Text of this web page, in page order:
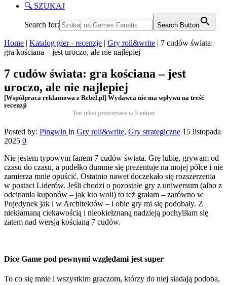
🔍 SZUKAJ
Search for: Search Button
Home | Katalog gier - recenzje | Gry roll&write | 7 cudów świata:
gra kościana – jest uroczo, ale nie najlepiej
7 cudów świata: gra kościana – jest
uroczo, ale nie najlepiej
[Współpraca reklamowa z Rebel.pl] Wydawca nie ma wpływu na treść
recenzji
Ten tekst przeczytasz w 5 minut
Posted by: Pingwin in Gry roll&write, Gry strategiczne 15 listopada
2025 0
Nie jestem typowym fanem 7 cudów świata. Grę lubię, grywam od
czasu do czasu, a pudełko dumnie się prezentuje na mojej półce i nie
zamierza mnie opuścić. Ostatnio nawet doczekało się rozszerzenia
w postaci Liderów. Jeśli chodzi o pozostałe gry z uniwersum (albo z
odcinania kuponów – jak kto woli) to też grałam – zarówno w
Pojedynek jak i w Architektów – i obie gry mi się podobały. Z
niekłamaną ciekawością i nieokiełznaną nadzieją pochyliłam się
zatem nad wersją kościaną 7 cudów.
Dice Game pod pewnymi względami jest super
To co się mnie i wszystkim graczom, którzy do niej siadają podoba,